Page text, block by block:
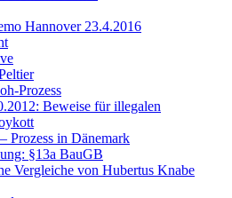
Hannover 23.4.2016
Prozess
Beweise für illegalen
Prozess in Dänemark
§13a BauGB
Vergleiche von Hubertus Knabe